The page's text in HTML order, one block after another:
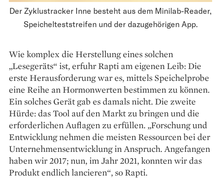
Der Zyklustracker Inne besteht aus dem Minilab-Reader,
Speichelteststreifen und der dazugehörigen App.
Wie komplex die Herstellung eines solchen
„Lesegeräts“ ist, erfuhr Rapti am eigenen Leib: Die
erste Herausforderung war es, mittels Speichelprobe
eine Reihe an Hormonwerten bestimmen zu können.
Ein solches Gerät gab es damals nicht. Die zweite
Hürde: das Tool auf den Markt zu bringen und die
erforderlichen Auflagen zu erfüllen. „Forschung und
Ent­wicklung nehmen die meisten Ressourcen bei der
Unter­neh­mensent­wicklung in Anspruch. Angefangen
haben wir 2017; nun, im Jahr 2021, konnten wir das
Produkt endlich lancieren“, so Rapti.